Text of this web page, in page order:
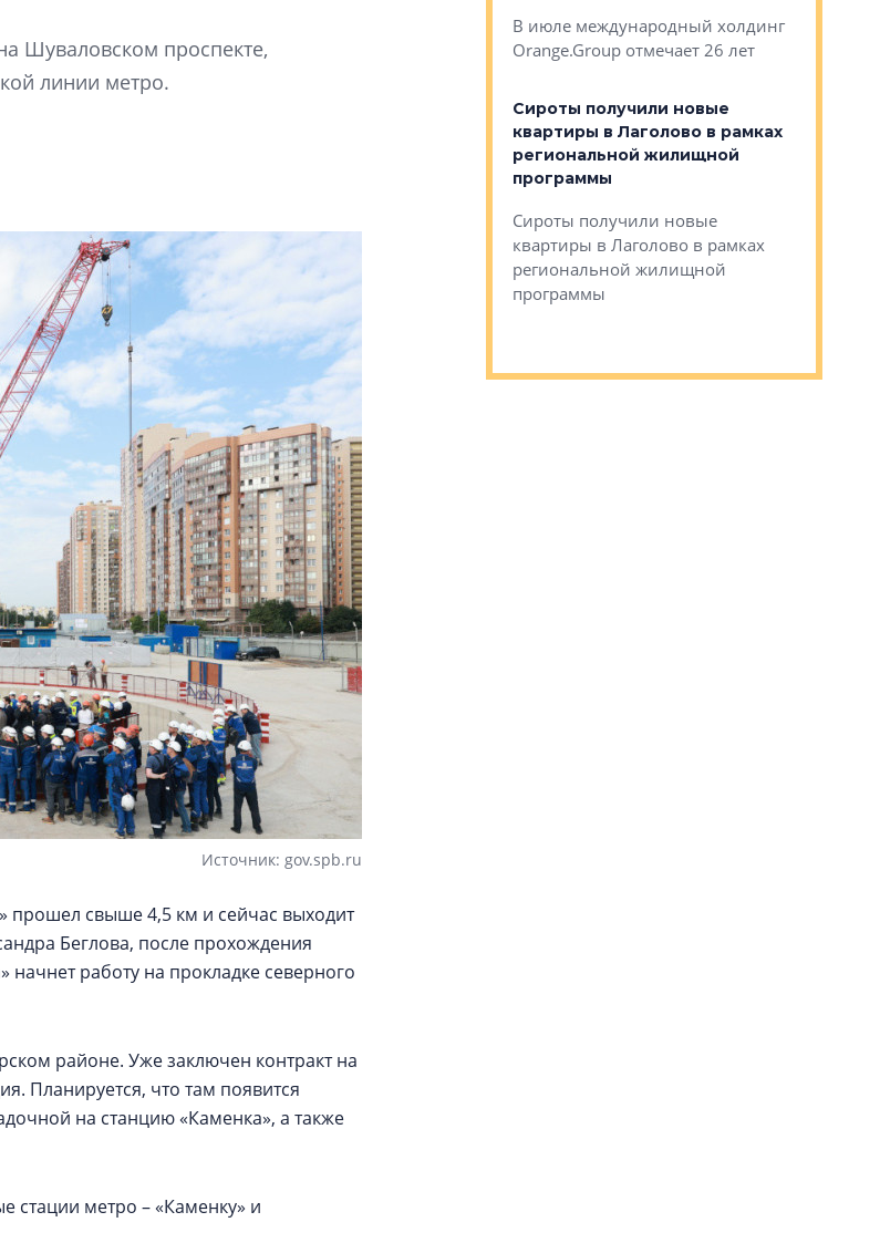
Шуваловском проспекте,
линии метро.
Источник: gov.spb.ru
прошел свыше 4,5 км и сейчас выходит
Беглова, после прохождения
работу на прокладке северного
районе. Уже заключен контракт на
Планируется, что там появится
на станцию «Каменка», а также
стации метро – «Каменку» и
строить и жить помогает»
Петербурга появился еще один
центр совмещенного образования
В июле международный холдинг
Orange.Group отмечает 26 лет
Сироты получили новые
квартиры в Лаголово в рамках
региональной жилищной
программы
Сироты получили новые
квартиры в Лаголово в рамках
региональной жилищной
программы